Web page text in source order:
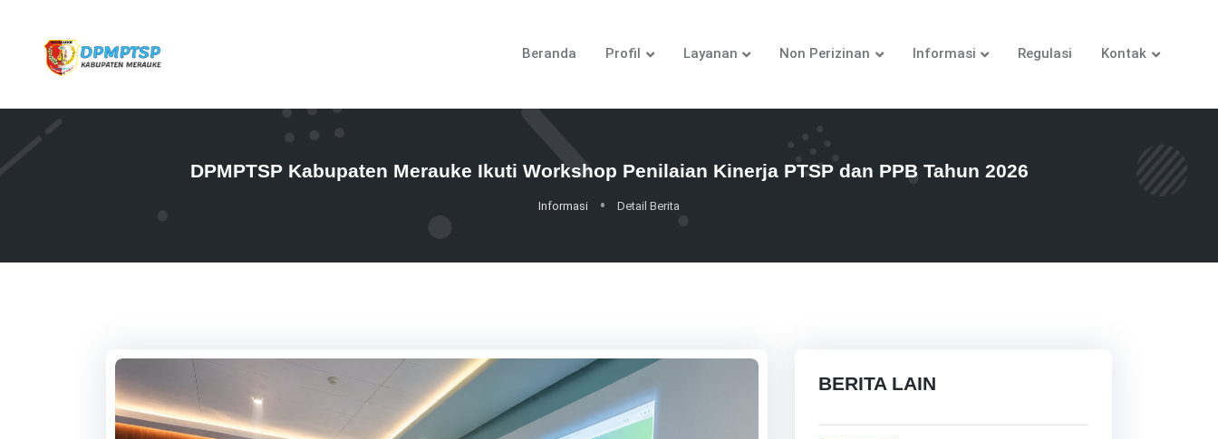
Beranda Profil Layanan Non Perizinan Informasi Regulasi Kontak
DPMPTSP Kabupaten Merauke Ikuti Workshop Penilaian Kinerja PTSP dan PPB Tahun 2026
Informasi Detail Berita
BERITA LAIN